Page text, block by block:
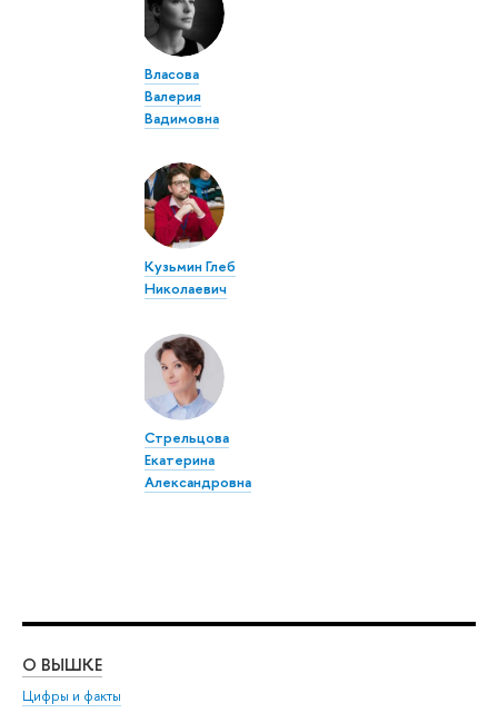
Власова
Валерия
Вадимовна
Кузьмин Глеб
Николаевич
Стрельцова
Екатерина
Александровна
О ВЫШКЕ
Цифры и факты